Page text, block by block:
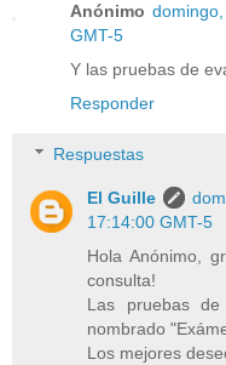
Anónimo
GMT-5
Y las pruebas de
Responder
Respuestas
El Guille
17:14:00 GMT-5
Hola Anónimo,
consulta!
Las pruebas
nombrado
Los mejores